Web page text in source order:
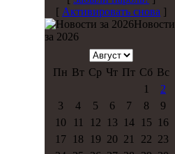
[ Активировать снова ]
Новости
за 2026
Пн Вт Ср Чт Пт Сб Вс
1
2
3
4 5 6 7 8
9
10
11 12 13 14 15
16
17
18 19 20 21 22 23